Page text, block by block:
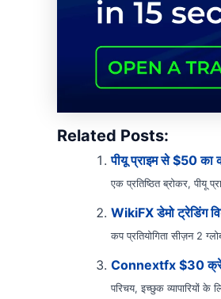
Related Posts:
पीयू प्राइम से $50 का
एक प्रतिष्ठित ब्रोकर, पीयू
WikiFX डेमो ट्रेडिंग
कप प्रतियोगिता सीज़न 2
Connextfx $30
परिचय, इच्छुक व्यापारियों के